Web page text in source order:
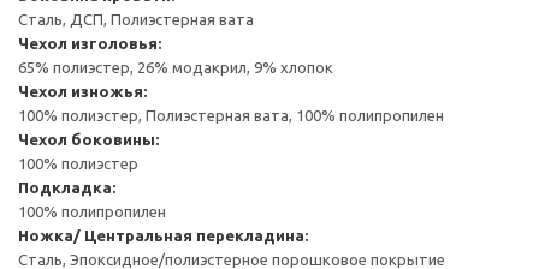
Сталь, ДСП, Полиэстерная вата
Чехол изголовья:
65% полиэстер, 26% модакрил, 9% хлопок
Чехол изножья:
100% полиэстер, Полиэстерная вата, 100% полипропилен
Чехол боковины:
100% полиэстер
Подкладка:
100% полипропилен
Ножка/ Центральная перекладина:
Сталь, Эпоксидное/полиэстерное порошковое покрытие